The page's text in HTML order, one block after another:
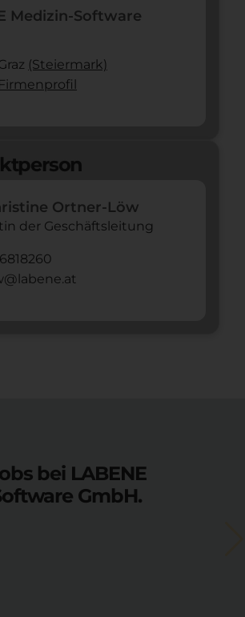
Medizin-Software
(Steier­mark)
Ortner-Löw
der Geschäftsleitung
bei LABENE
GmbH.